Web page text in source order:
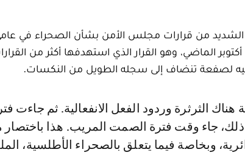
مريبا بشأن القرار الذي تم اعتماده يوم 30 أكتوبر الماضي، وهو القرار الذي استهدفها
لصفعة تنضاف إلى سجله الطويل من النكسات.
ذلك، جاء وقت فترة الصمت المريب. هذا باختصار
وبخاصة فيما يتعلق بالصحراء الأطلسية،